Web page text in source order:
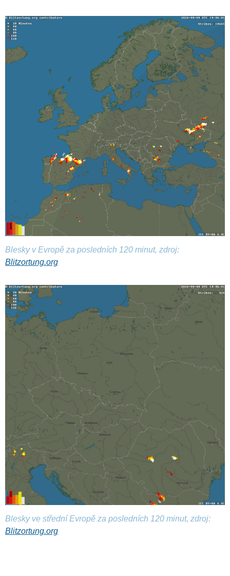
Blesky v Evropě za posledních 120 minut, zdroj:
Blitzortung.org
Blesky ve střední Evropě za posledních 120 minut, zdroj:
Blitzortung.org